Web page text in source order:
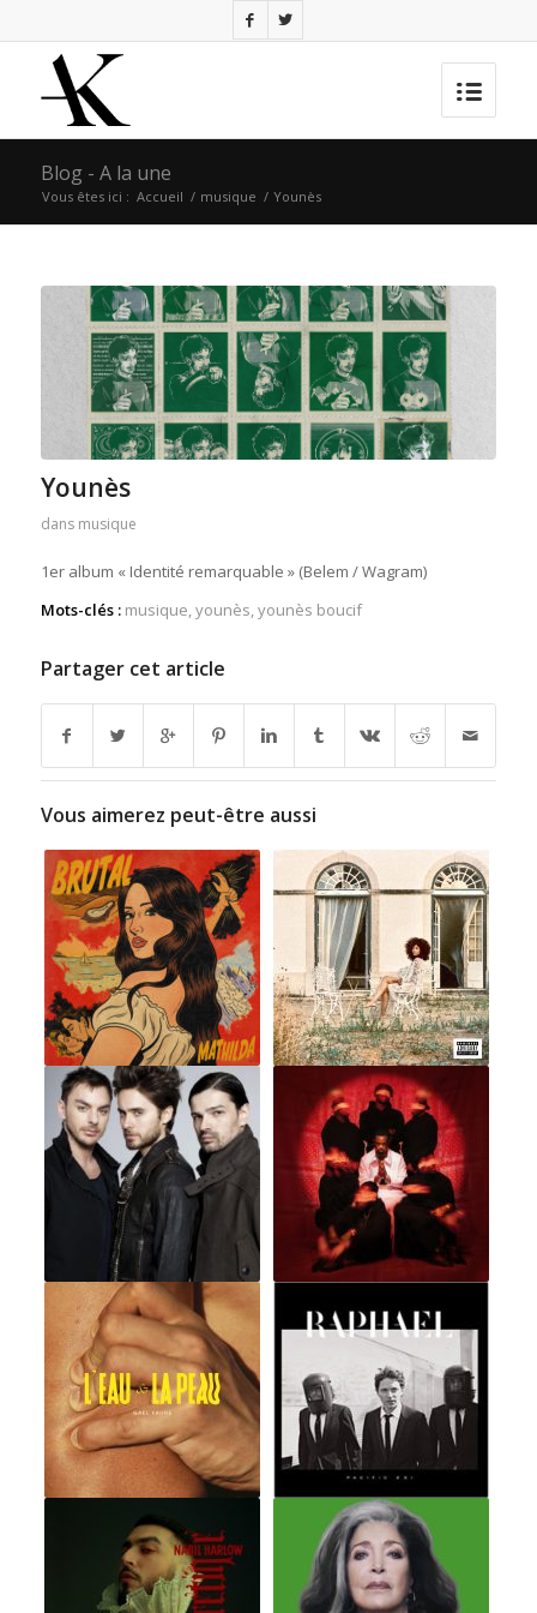
Blog - A la une
Vous êtes ici : Accueil / musique / Younès
Younès
dans musique
1er album « Identité remarquable » (Belem / Wagram)
Mots-clés : musique,younès,younès boucif
Partager cet article
Vous aimerez peut-être aussi